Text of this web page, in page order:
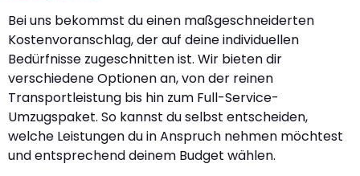
Bei uns bekommst du einen maßgeschneiderten
Kostenvoranschlag, der auf deine individuellen
Bedürfnisse zugeschnitten ist. Wir bieten dir
verschiedene Optionen an, von der reinen
Transportleistung bis hin zum Full-Service-
Umzugspaket. So kannst du selbst entscheiden,
welche Leistungen du in Anspruch nehmen möchtest
und entsprechend deinem Budget wählen.